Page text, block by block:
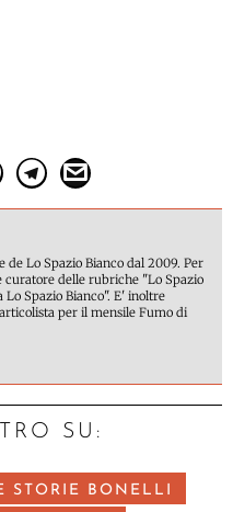
de Lo Spazio Bianco dal 2009. Per
curatore delle rubriche "Lo Spazio
Spazio Bianco". E' inoltre
per il mensile Fumo di
SU:
STORIE BONELLI